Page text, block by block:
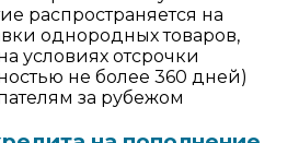
распространяется на
однородных товаров,
условиях отсрочки
не более 360 дней)
за рубежом